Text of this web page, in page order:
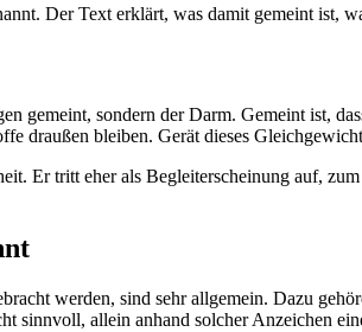
Der Text erklärt, was damit gemeint ist,
gemeint, sondern der Darm. Gemeint ist,
draußen bleiben. Gerät dieses
Er tritt eher als Begleiterscheinung auf,
werden, sind sehr allgemein. Dazu
sinnvoll, allein anhand solcher Anzeichen